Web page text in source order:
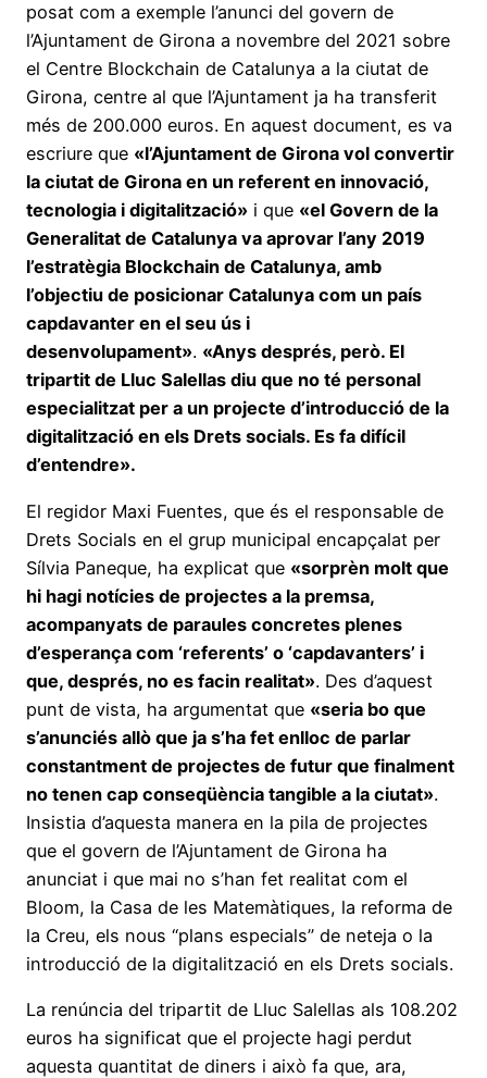
posat com a exemple l’anunci del govern de
l’Ajuntament de Girona a novembre del 2021 sobre
el Centre Blockchain de Catalunya a la ciutat de
Girona, centre al que l’Ajuntament ja ha transferit
més de 200.000 euros. En aquest document, es va
escriure que «l’Ajuntament de Girona vol convertir
la ciutat de Girona en un referent en innovació,
tecnologia i digitalització» i que «el Govern de la
Generalitat de Catalunya va aprovar l’any 2019
l’estratègia Blockchain de Catalunya, amb
l’objectiu de posicionar Catalunya com un país
capdavanter en el seu ús i
desenvolupament». «Anys després, però. El
tripartit de Lluc Salellas diu que no té personal
especialitzat per a un projecte d’introducció de la
digitalització en els Drets socials. Es fa difícil
d’entendre».
El regidor Maxi Fuentes, que és el responsable de
Drets Socials en el grup municipal encapçalat per
Sílvia Paneque, ha explicat que «sorprèn molt que
hi hagi notícies de projectes a la premsa,
acompanyats de paraules concretes plenes
d’esperança com ‘referents’ o ‘capdavanters’ i
que, després, no es facin realitat». Des d’aquest
punt de vista, ha argumentat que «seria bo que
s’anunciés allò que ja s’ha fet enlloc de parlar
constantment de projectes de futur que finalment
no tenen cap conseqüència tangible a la ciutat».
Insistia d’aquesta manera en la pila de projectes
que el govern de l’Ajuntament de Girona ha
anunciat i que mai no s’han fet realitat com el
Bloom, la Casa de les Matemàtiques, la reforma de
la Creu, els nous “plans especials” de neteja o la
introducció de la digitalització en els Drets socials.
La renúncia del tripartit de Lluc Salellas als 108.202
euros ha significat que el projecte hagi perdut
aquesta quantitat de diners i això fa que, ara,